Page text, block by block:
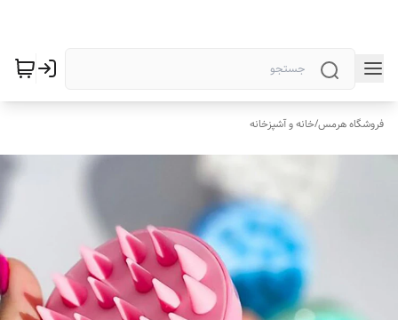
فروشگاه هرمس/خانه و آشپزخانه